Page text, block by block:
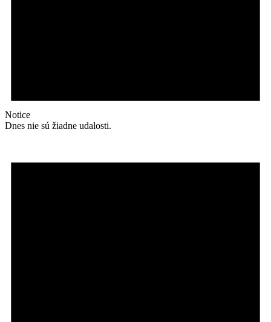
Notice
Dnes nie sú žiadne udalosti.